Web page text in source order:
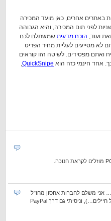
באתרים אחרים, כאן מועד המכירה
קשיח. אם הגשתם את הצעתכם 10 שניות לפני תום המכירה, והיא הגבוהה
הוכח מדעית שמשתלם לכם
לא מסייעים לעליית מחיר הפריט
ואתם מפסידים. לשיטה הזו קוראים
QuickSnipe
,
אני משלם לחברות אחסון מחו"ל
דרך כרטיס אשראי של 'יותר' (שהוא בכלל של חיילים…), וניסיתי גם דרך PayPal